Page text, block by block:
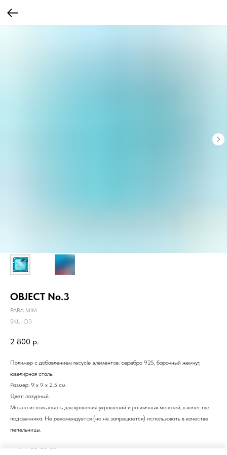
OBJECT No.3
PARA MIM
SKU: O3
2 800 р.
Полимер с добавлением recycle элементов: серебро 925, барочный жемчуг,
ювелирная сталь.
Размер: 9 x 9 x 2.5 см.
Цвет: лазурный.
Можно использовать для хранения украшений и различных мелочей, в качестве
подсвечника. Не рекомендуется (но не запрещается) использовать в качестве
пепельницы.
LxWxH: 90x90x25 mm